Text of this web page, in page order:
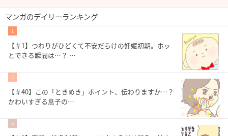
マンガのデイリーランキング
1
【＃1】つわりがひどくて不安だらけの妊娠初期。ホッ
とできる瞬間は…？ …
2
【＃40】この「ときめき」ポイント、伝わりますか…？
かわいすぎる息子の…
3